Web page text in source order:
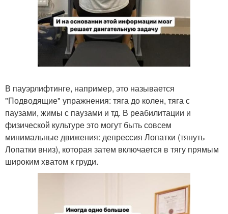
В пауэрлифтинге, например, это называется
"Подводящие" упражнения: тяга до колен, тяга с
паузами, жимы с паузами и тд. В реабилитации и
физической культуре это могут быть совсем
минимальные движения: депрессия Лопатки (тянуть
Лопатки вниз), которая затем включается в тягу прямым
широким хватом к груди.